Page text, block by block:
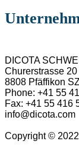
DICOTA
Churerstrasse 20
8808 Pfäffikon SZ
Phone: +41 55
Fax: +41 55 416
info@dicota.com
Copyright ©